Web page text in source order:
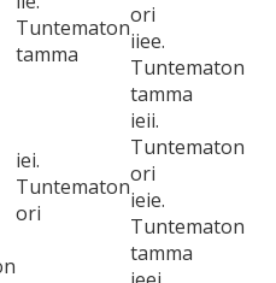
Tuntematon
tamma
ori
iiee.
Tuntematon
tamma
iei.
Tuntematon
ori
ieii.
Tuntematon
ori
ieie.
Tuntematon
tamma